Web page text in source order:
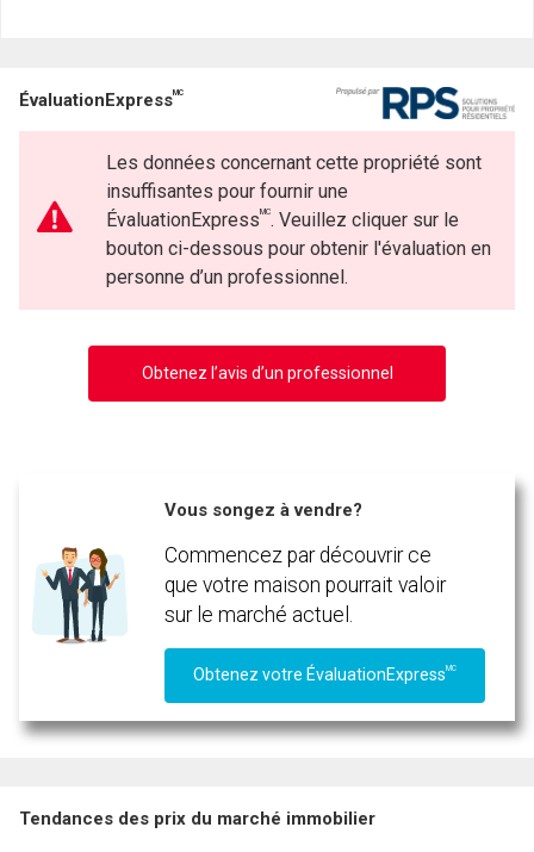
ÉvaluationExpressMC
Les données concernant cette propriété sont
insuffisantes pour fournir une
ÉvaluationExpressMC. Veuillez cliquer sur le
bouton ci-dessous pour obtenir l'évaluation en
personne d’un professionnel.
Obtenez l’avis d’un professionnel
Vous songez à vendre?
Commencez par découvrir ce
que votre maison pourrait valoir
sur le marché actuel.
Obtenez votre ÉvaluationExpressMC
Tendances des prix du marché immobilier